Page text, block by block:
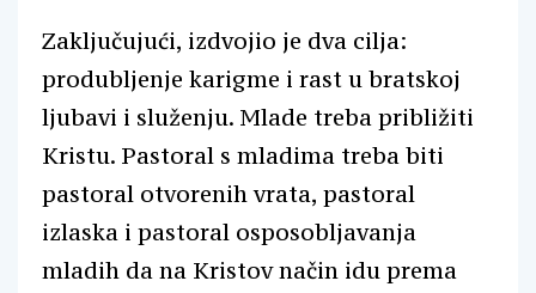
Zaključujući, izdvojio je dva cilja:
produbljenje karigme i rast u bratskoj
ljubavi i služenju. Mlade treba približiti
Kristu. Pastoral s mladima treba biti
pastoral otvorenih vrata, pastoral
izlaska i pastoral osposobljavanja
mladih da na Kristov način idu prema